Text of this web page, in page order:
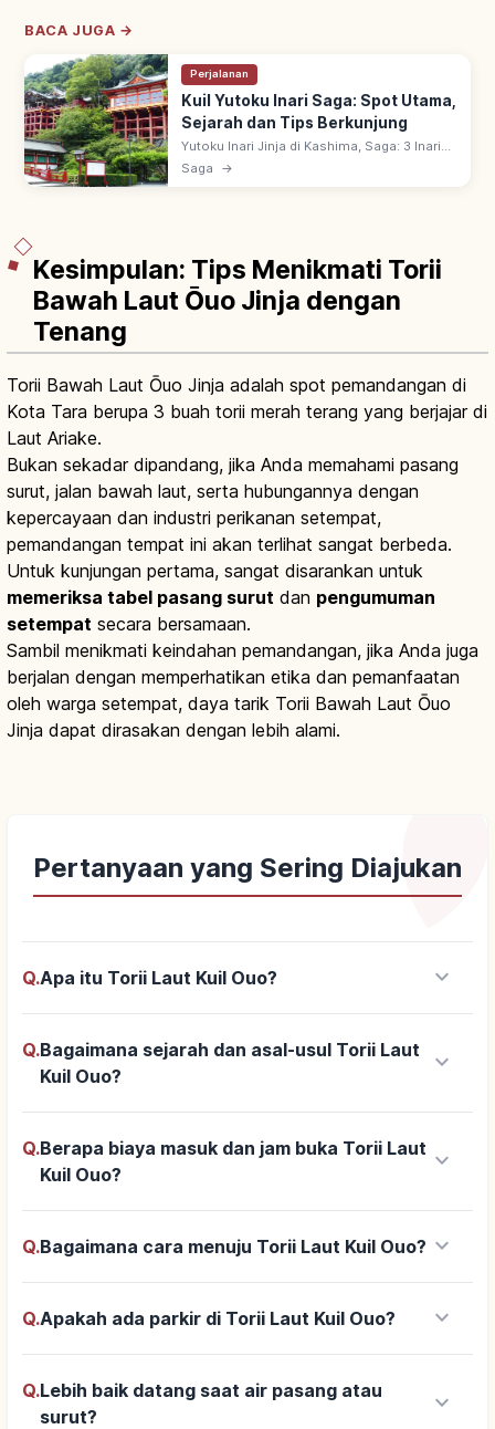
BACA JUGA →
Perjalanan
Kuil Yutoku Inari Saga: Spot Utama,
Sejarah dan Tips Berkunjung
Yutoku Inari Jinja di Kashima, Saga: 3 Inari
Terbesar Jepang bersama Fushimi Inari &
Kasama Inari. Didirikan 1687 oleh istri
Saga →
Kesimpulan: Tips Menikmati Torii
Bawah Laut Ōuo Jinja dengan
Tenang
Torii Bawah Laut Ōuo Jinja adalah spot pemandangan di
Kota Tara berupa 3 buah torii merah terang yang berjajar di
Laut Ariake.
Bukan sekadar dipandang, jika Anda memahami pasang
surut, jalan bawah laut, serta hubungannya dengan
kepercayaan dan industri perikanan setempat,
pemandangan tempat ini akan terlihat sangat berbeda.
Untuk kunjungan pertama, sangat disarankan untuk
memeriksa tabel pasang surut dan pengumuman
setempat secara bersamaan.
Sambil menikmati keindahan pemandangan, jika Anda juga
berjalan dengan memperhatikan etika dan pemanfaatan
oleh warga setempat, daya tarik Torii Bawah Laut Ōuo
Jinja dapat dirasakan dengan lebih alami.
Pertanyaan yang Sering Diajukan
Q.Apa itu Torii Laut Kuil Ouo? keyboard_arrow_down
Q.Bagaimana sejarah dan asal-usul Torii Laut
Kuil Ouo?
keyboard_arrow_down
Q.Berapa biaya masuk dan jam buka Torii Laut
Kuil Ouo?
keyboard_arrow_down
Q.Bagaimana cara menuju Torii Laut Kuil Ouo? keyboard_arrow_down
Q.Apakah ada parkir di Torii Laut Kuil Ouo? keyboard_arrow_down
Q.Lebih baik datang saat air pasang atau
surut?
keyboard_arrow_down